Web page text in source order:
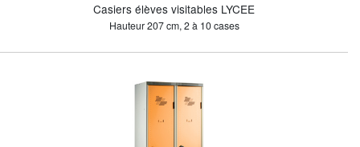
Casiers élèves visitables LYCEE
Hauteur 207 cm, 2 à 10 cases